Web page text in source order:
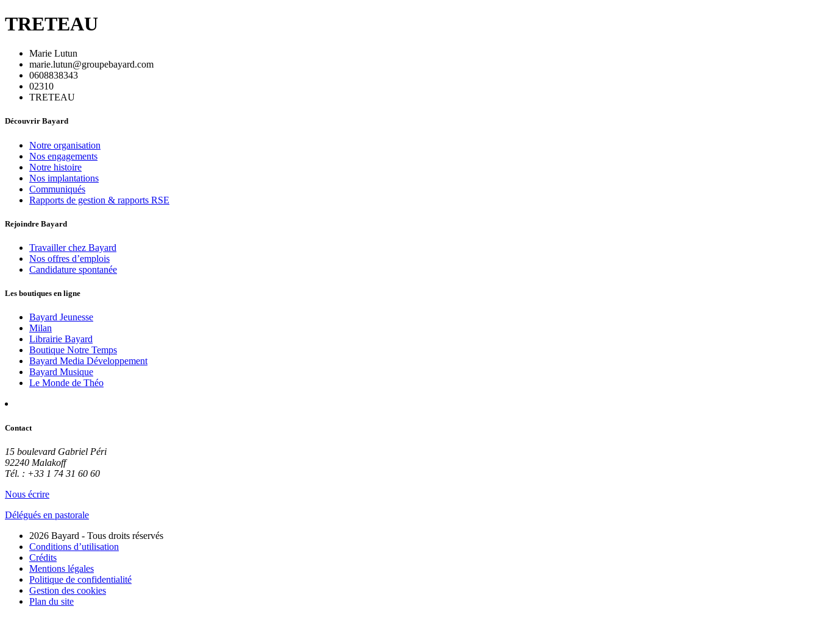
TRETEAU
Marie Lutun
marie.lutun@groupebayard.com
0608838343
02310
TRETEAU
Découvrir Bayard
Notre organisation
Nos engagements
Notre histoire
Nos implantations
Communiqués
Rapports de gestion & rapports RSE
Rejoindre Bayard
Travailler chez Bayard
Nos offres d’emplois
Candidature spontanée
Les boutiques en ligne
Bayard Jeunesse
Milan
Librairie Bayard
Boutique Notre Temps
Bayard Media Développement
Bayard Musique
Le Monde de Théo
Contact
15 boulevard Gabriel Péri
92240 Malakoff
Tél. : +33 1 74 31 60 60
Nous écrire
Délégués en pastorale
2026 Bayard - Tous droits réservés
Conditions d’utilisation
Crédits
Mentions légales
Politique de confidentialité
Gestion des cookies
Plan du site